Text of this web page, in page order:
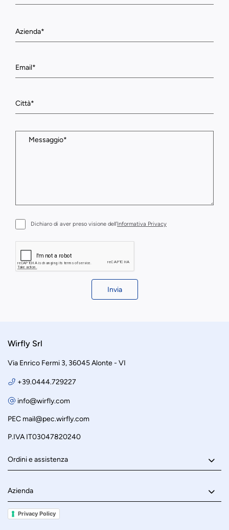
Dichiaro di aver preso visione dell’Informativa Privacy
Invia
Wirfly Srl
Via Enrico Fermi 3, 36045 Alonte - VI
+39.0444.729227
info@wirfly.com
PEC mail@pec.wirfly.com
P.IVA IT03047820240
Ordini e assistenza
Azienda
Privacy Policy